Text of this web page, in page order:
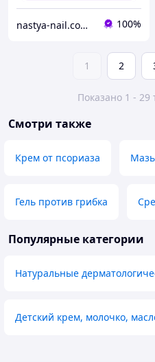
nastya-nail.com.ua 100%
1 2
Показано 1 - 29
Смотри также
Крем от псориаза
Гель против грибка
Популярные категории
Натуральные
Детский крем, молочко,